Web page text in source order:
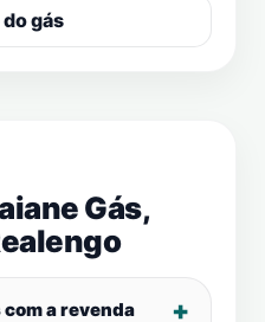
gás
Gás,
a revenda